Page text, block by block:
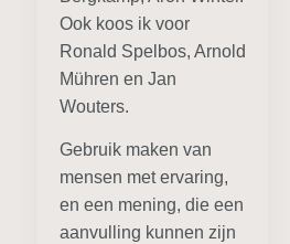
Ook koos ik voor
Ronald Spelbos, Arnold
Mühren en Jan
Wouters.
Gebruik maken van
mensen met ervaring,
en een mening, die een
aanvulling kunnen zijn